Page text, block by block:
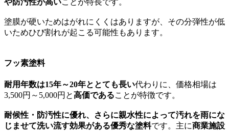
塗膜が硬いためはがれにくくはありますが、その分弾性が低
いためひび割れが起こる可能性もあります。
フッ素塗料
耐用年数は15年～20年ととても長い代わりに、価格相場は
3,500円～5,000円と高価であることが特徴です。
耐候性・防汚性に優れ、さらに親水性によって汚れを雨にな
じませて洗い流す効果がある優秀な塗料です。主に商業施設